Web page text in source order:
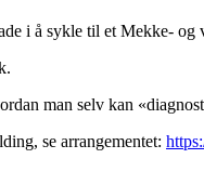
i å sykle til et Mekke-
man selv kan
se arrangementet: